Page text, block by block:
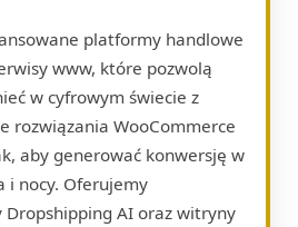
platformy handlowe
www, które pozwolą
w cyfrowym świecie z
rozwiązania WooCommerce
aby generować konwersję w
i nocy. Oferujemy
Dropshipping AI oraz witryny